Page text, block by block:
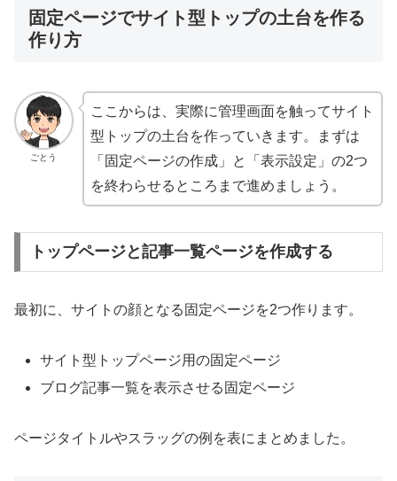
固定ページでサイト型トップの土台を作る
作り方
ごとう
ここからは、実際に管理画面を触ってサイト
型トップの土台を作っていきます。まずは
「固定ページの作成」と「表示設定」の2つ
を終わらせるところまで進めましょう。
トップページと記事一覧ページを作成する
最初に、サイトの顔となる固定ページを2つ作ります。
サイト型トップページ用の固定ページ
ブログ記事一覧を表示させる固定ページ
ページタイトルやスラッグの例を表にまとめました。